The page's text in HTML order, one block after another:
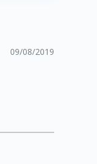
09/08/2019